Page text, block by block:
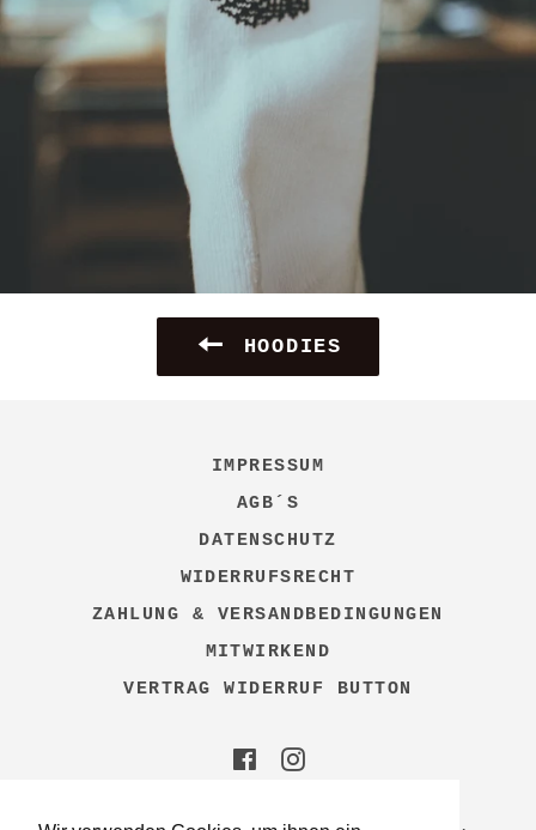
HOODIES
IMPRESSUM
AGB´S
DATENSCHUTZ
WIDERRUFSRECHT
ZAHLUNG & VERSANDBEDINGUNGEN
MITWIRKEND
VERTRAG WIDERRUF BUTTON
FacebookInstagram